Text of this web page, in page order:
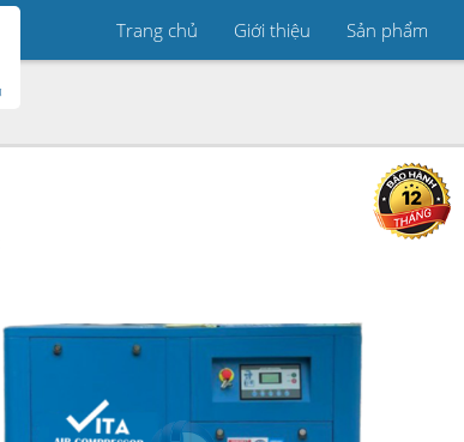
Trang chủ Giới thiệu Sản phẩm